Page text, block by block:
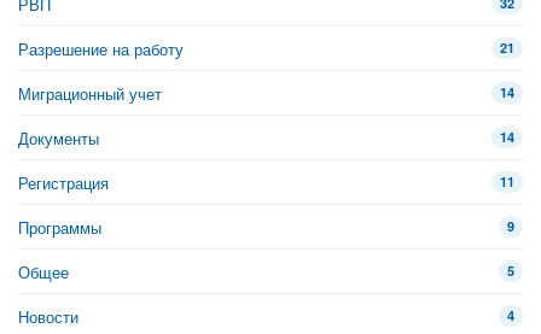
Разрешение на работу 21
Миграционный учет 14
Документы 14
Регистрация 11
Программы 9
Общее 5
Новости 4